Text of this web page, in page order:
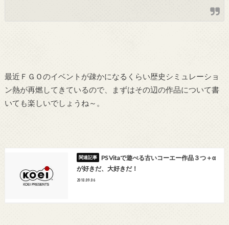
最近ＦＧＯのイベントが疎かになるくらい歴史シミュレーショ
ン熱が再燃してきているので、まずはその辺の作品について書
いても楽しいでしょうね～。
PS Vitaで遊べる古いコーエー作品３つ＋α
が好きだ、大好きだ！
2018.09.06